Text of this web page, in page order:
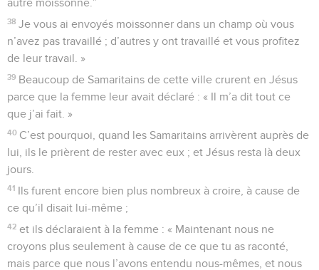
autre moissonne.”
38 Je vous ai envoyés moissonner dans un champ où vous
n’avez pas travaillé ; d’autres y ont travaillé et vous profitez
de leur travail. »
39 Beaucoup de Samaritains de cette ville crurent en Jésus
parce que la femme leur avait déclaré : « Il m’a dit tout ce
que j’ai fait. »
40 C’est pourquoi, quand les Samaritains arrivèrent auprès de
lui, ils le prièrent de rester avec eux ; et Jésus resta là deux
jours.
41 Ils furent encore bien plus nombreux à croire, à cause de
ce qu’il disait lui-même ;
42 et ils déclaraient à la femme : « Maintenant nous ne
croyons plus seulement à cause de ce que tu as raconté,
mais parce que nous l’avons entendu nous-mêmes, et nous